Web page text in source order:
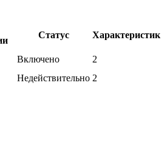
Статус
Характеристик
Включено
2
Недействительно 2